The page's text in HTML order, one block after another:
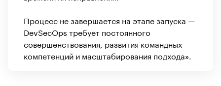
Процесс не завершается на этапе запуска —
DevSecOps требует постоянного
совершенствования, развития командных
компетенций и масштабирования подхода».